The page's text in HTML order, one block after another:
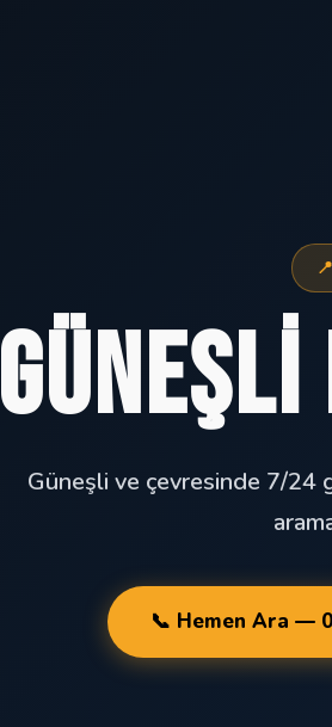
Güneşli ve çevresinde 7/24
📞 Hemen Ara —